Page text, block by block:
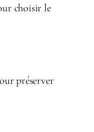
choisir le
préserver